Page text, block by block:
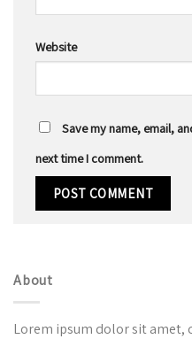
Website
Save my name, email,
next time I comment.
About
Lorem ipsum dolor sit amet,